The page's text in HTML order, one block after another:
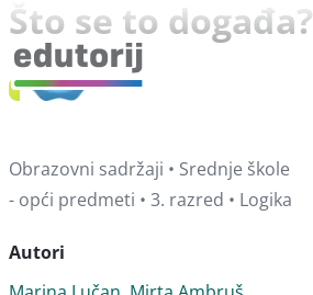
Što se to događa?
Obrazovni sadržaji • Srednje škole
- opći predmeti • 3. razred • Logika
Autori